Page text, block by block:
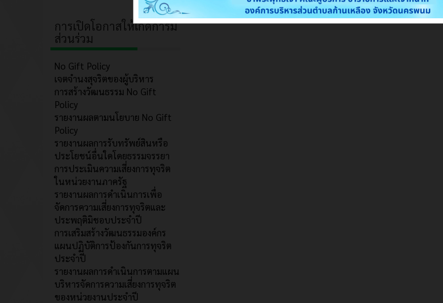
การเปิดโอกาสให้เกิดการมี
ส่วนร่วม
No Gift Policy
เจตจำนงสุจริตของผู้บริหาร
การสร้างวัฒนธรรม No Gift
Policy
รายงานผลตามนโยบาย No Gift
Policy
รายงานผลการรับทรัพย์สินหรือ
ประโยชน์อื่นใดโดยธรรมจรรยา
การประเมินความเสี่ยงการทุจริต
ในหน่วยงานภาครัฐ
รายงานผลการดำเนินการเพื่อ
จัดการความเสี่ยงการทุจริตและ
ประพฤติมิชอบประจำปี
การเสริมสร้างวัฒนธรรมองค์กร
แผนปฏิบัติการป้องกันการทุจริต
ประจำปี
รายงานผลการดำเนินการตามแผน
บริหารจัดการความเสี่ยงการทุจริต
ของหน่วยงานประจำปี